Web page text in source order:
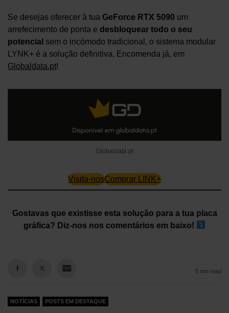
Se desejas oferecer à tua GeForce RTX 5090 um
arrefecimento de ponta e desbloquear todo o seu
potencial sem o incómodo tradicional, o sistema modular
LYNK+ é a solução definitiva. Encomenda já, em
Globaldata.pt!
Globaldata.pt
Visita-nosComprar LINK+
Gostavas que existisse esta solução para a tua placa
gráfica? Diz-nos nos comentários em baixo!
5 min read
NOTÍCIAS POSTS EM DESTAQUE